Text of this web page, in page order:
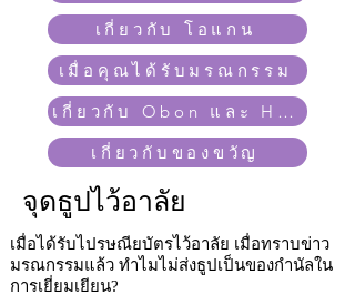
เกี่ยวกับ โอแกน
เมื่อคุณได้รับมรณกรรม
เกี่ยวกับ Obon และ Hatsubon
เกี่ยวกับของขวัญ
จุดธูปไว้อาลัย
เมื่อได้รับไปรษณียบัตรไว้อาลัย เมื่อทราบข่าว
มรณกรรมแล้ว ทำไมไม่ส่งธูปเป็นของกำนัลใน
การเยี่ยมเยียน?